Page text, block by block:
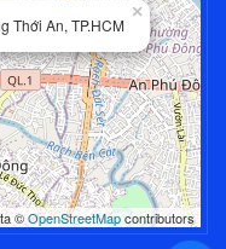
Thới An, TP.HCM
×
©OpenStreetMapcontributors